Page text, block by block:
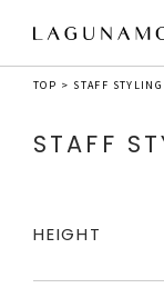
TOP STAFF STYLING
STAFF
HEIGHT